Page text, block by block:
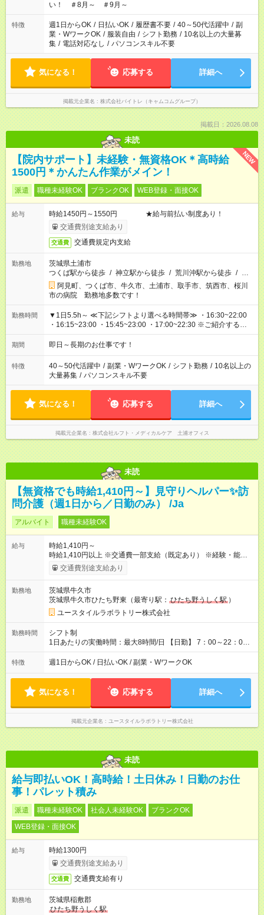
い！ ＃8月～ ＃9月～
特徴 週1日からOK / 日払いOK / 履歴書不要 / 40～50代活躍中 / 副
業・WワークOK / 服装自由 / シフト勤務 / 10名以上の大量募
集 / 電話対応なし / パソコンスキル不要
気になる！ 応募する 詳細へ
掲載元企業名 株式会社バイトレ（キャムコムグループ）
掲載日：2026.08.08
未読
NEW
【院内サポート】未経験・無資格OK＊高時給
1500円＊かんたん作業がメイン！
派遣 職種未経験OK ブランクOK WEB登録・面接OK
給与
時給1450円～1550円 ★給与前払い制度あり！
交通費別途支給あり
交通費 交通費規定内支給
勤務地
茨城県土浦市
つくば駅から徒歩 / 神立駅から徒歩 / 荒川沖駅から徒歩 / …
阿見町、つくば市、牛久市、土浦市、取手市、筑西市、桜川
市の病院 勤務地多数です！
勤務時間
▼1日5.5h～ ≪下記シフトより選べる時間帯≫ ・16:30~22:00
・16:15~23:00 ・15:45~23:00 ・17:00~22:30 ※ご紹介する就業
先によって異なります。
期間 即日～長期のお仕事です！
特徴 40～50代活躍中 / 副業・WワークOK / シフト勤務 / 10名以上の
大量募集 / パソコンスキル不要
気になる！ 応募する 詳細へ
掲載元企業名 株式会社ルフト・メディカルケア 土浦オフィス
未読
【無資格でも時給1,410円～】見守りヘルパー✨訪
問介護（週1日から／日勤のみ） /Ja
アルバイト 職種未経験OK
給与
時給1,410円～
時給1,410円以上 ※交通費一部支給（既定あり） ※経験・能力を
考慮して決定します 【収入例】 週1回勤務の場合：1,410円×8時
間×4回=4万5,120円 週3回勤務の場合：1,410円×8時間×12回
5,600円 【試用期間】試用期間あり 試用期間の長さ：2ヶ月
※ 雇用形態と給与に、本採用時と異なる部分があります。 雇用
形態：本採用時と同じです。 給与：時給 1,080円以上
交通費別途支給あり
勤務地
茨城県牛久市
茨城県牛久市ひたち野東（最寄り駅： ひたち野うしく駅 ）
ユースタイルラボラトリー株式会社
勤務時間
シフト制
1日あたりの実働時間：最大8時間/日 【日勤】 7：00～22：00
の間で8時間勤務（休憩時間は法定通り） ※週1日～OK ／ 夜勤
なし ＊＊ 勤務時間例 ＊＊ ■8時から17時 ■9時から18時 ■10
定（毎週同じ曜日勤務）
特徴 週1日からOK / 日払いOK / 副業・WワークOK
気になる！ 応募する 詳細へ
掲載元企業名 ユースタイルラボラトリー株式会社
未読
給与即払いOK！高時給！土日休み！日勤のお仕
事！パレット積み
派遣 職種未経験OK 社会人未経験OK
ブランクOK
WEB登録・面接OK
給与
時給1300円
交通費別途支給あり
交通費 交通費支給有り
勤務地
茨城県稲敷郡
ひたち野うしく駅